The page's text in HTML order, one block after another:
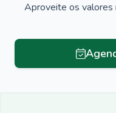
Aproveite os valores